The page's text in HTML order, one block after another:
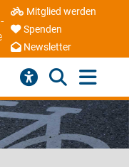
Mitglied werden
Spenden
Newsletter